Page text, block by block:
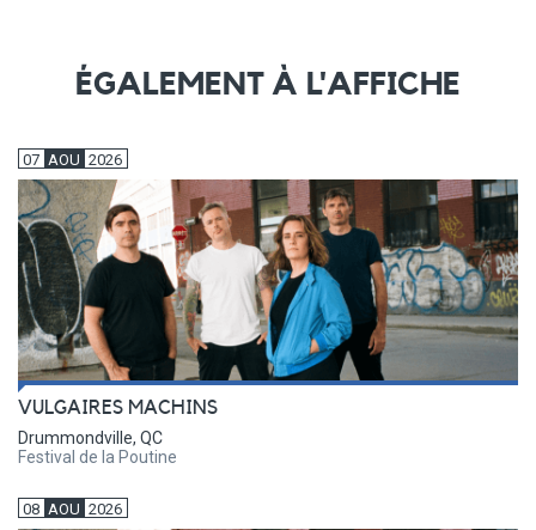
ÉGALEMENT À L'AFFICHE
07 AOU 2026
VULGAIRES MACHINS
Drummondville, QC
Festival de la Poutine
08 AOU 2026